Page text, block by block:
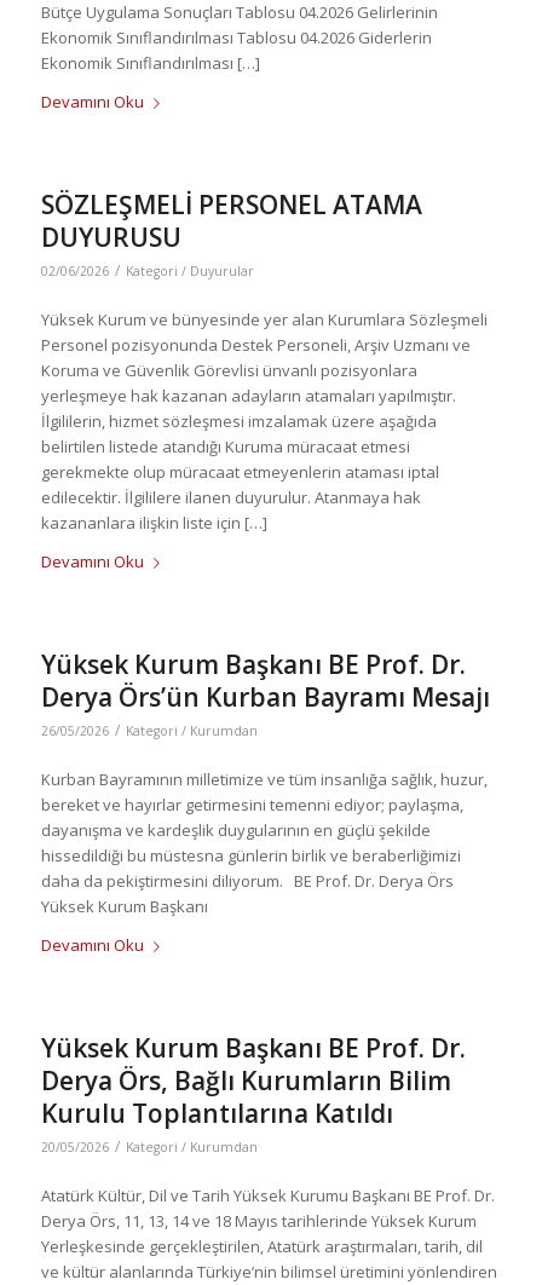
Bütçe Uygulama Sonuçları Tablosu 04.2026 Gelirlerinin
Ekonomik Sınıflandırılması Tablosu 04.2026 Giderlerin
Ekonomik Sınıflandırılması […]
Devamını Oku
SÖZLEŞMELİ PERSONEL ATAMA
DUYURUSU
02/06/2026 / Kategori / Duyurular
Yüksek Kurum ve bünyesinde yer alan Kurumlara Sözleşmeli
Personel pozisyonunda Destek Personeli, Arşiv Uzmanı ve
Koruma ve Güvenlik Görevlisi ünvanlı pozisyonlara
yerleşmeye hak kazanan adayların atamaları yapılmıştır.
İlgililerin, hizmet sözleşmesi imzalamak üzere aşağıda
belirtilen listede atandığı Kuruma müracaat etmesi
gerekmekte olup müracaat etmeyenlerin ataması iptal
edilecektir. İlgililere ilanen duyurulur. Atanmaya hak
kazananlara ilişkin liste için […]
Devamını Oku
Yüksek Kurum Başkanı BE Prof. Dr.
Derya Örs’ün Kurban Bayramı Mesajı
26/05/2026 / Kategori / Kurumdan
Kurban Bayramının milletimize ve tüm insanlığa sağlık, huzur,
bereket ve hayırlar getirmesini temenni ediyor; paylaşma,
dayanışma ve kardeşlik duygularının en güçlü şekilde
hissedildiği bu müstesna günlerin birlik ve beraberliğimizi
daha da pekiştirmesini diliyorum. BE Prof. Dr. Derya Örs
Yüksek Kurum Başkanı
Devamını Oku
Yüksek Kurum Başkanı BE Prof. Dr.
Derya Örs, Bağlı Kurumların Bilim
Kurulu Toplantılarına Katıldı
20/05/2026 / Kategori / Kurumdan
Atatürk Kültür, Dil ve Tarih Yüksek Kurumu Başkanı BE Prof. Dr.
Derya Örs, 11, 13, 14 ve 18 Mayıs tarihlerinde Yüksek Kurum
Yerleşkesinde gerçekleştirilen, Atatürk araştırmaları, tarih, dil
ve kültür alanlarında Türkiye’nin bilimsel üretimini yönlendiren